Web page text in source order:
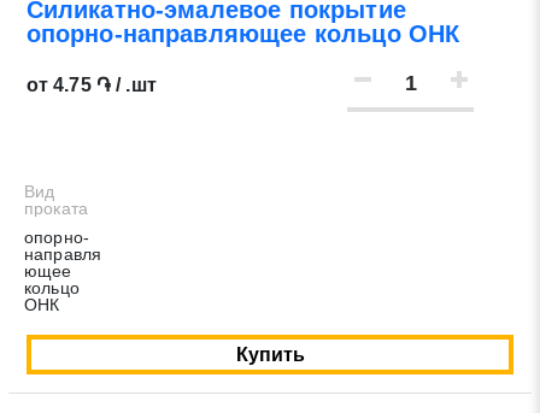
Силикатно-эмалевое покрытие
опорно-направляющее кольцо ОНК
от 4.75 ֏ / .шт
Вид
проката
опорно-
направля
ющее
кольцо
ОНК
Купить